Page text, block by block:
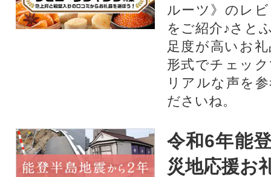
ルーツ》のレ
をご紹介♪さと
足度が高いお
形式でチェッ
リアルな声を
ださいね。
令和6年能
災地応援お